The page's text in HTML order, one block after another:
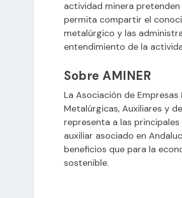
actividad minera
permita compartir el
metalúrgico y las
entendimiento de la
Sobre AMINER
La Asociación de
Metalúrgicas, Auxiliares y
representa a las
auxiliar asociado en
beneficios que para la
sostenible.